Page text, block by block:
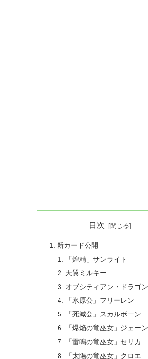
目次
新カード公開
「煌精」サンライト
天翼ミルキー
オブシティアン・ドラゴン
「氷原公」フリーレン
「死滅公」スカルボーン
「爆焔の竜巫女」ジェーン
「雷鳴の竜巫女」セリカ
「太陽の竜巫女」クロエ